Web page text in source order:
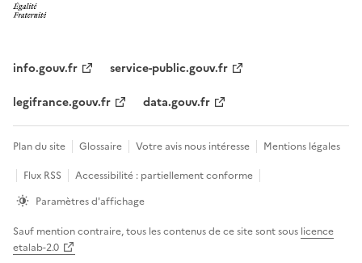
info.gouv.fr
service-public.gouv.fr
legifrance.gouv.fr
data.gouv.fr
Plan du site Glossaire Votre avis nous intéresse
Mentions légales
Flux RSS
Accessibilité : partiellement conforme
Paramètres d'affichage
Sauf mention contraire, tous les contenus de ce site sont sous licence
etalab-2.0